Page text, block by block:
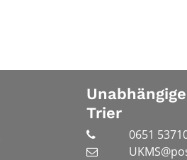
Trier
0651